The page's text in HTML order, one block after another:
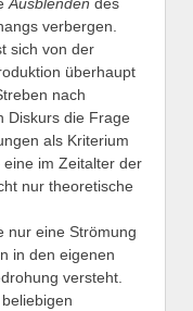
Ausblenden des
verbergen.
sich von der
überhaupt
nach
Diskurs die Frage
als Kriterium
im Zeitalter der
nur theoretische
nur eine Strömung
in den eigenen
versteht.